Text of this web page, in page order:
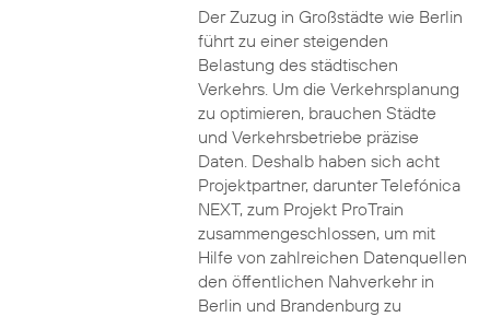
Der Zuzug in Großstädte wie Berlin
führt zu einer steigenden
Belastung des städtischen
Verkehrs. Um die Verkehrsplanung
zu optimieren, brauchen Städte
und Verkehrsbetriebe präzise
Daten. Deshalb haben sich acht
Projektpartner, darunter Telefónica
NEXT, zum Projekt ProTrain
zusammengeschlossen, um mit
Hilfe von zahlreichen Datenquellen
den öffentlichen Nahverkehr in
Berlin und Brandenburg zu